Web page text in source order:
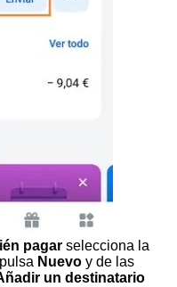
pagar selecciona la
Nuevo y de las
un destinatario